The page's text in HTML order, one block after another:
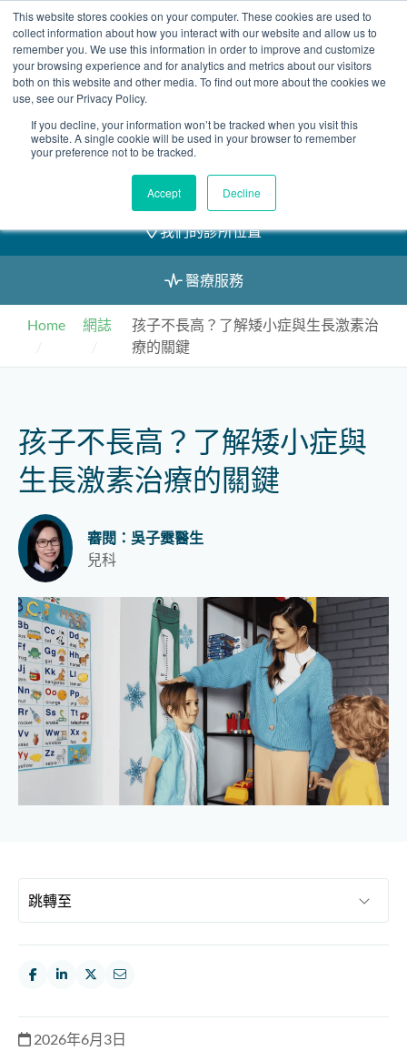
This website stores cookies on your computer. These cookies are used to
collect information about how you interact with our website and allow us to
remember you. We use this information in order to improve and customize
your browsing experience and for analytics and metrics about our visitors
both on this website and other media. To find out more about the cookies we
use, see our Privacy Policy.
If you decline, your information won’t be tracked when you visit this
website. A single cookie will be used in your browser to remember
your preference not to be tracked.
Accept Decline
Skip
to
content
2155 9055
預約
我們的醫護團隊
我們的診所位置
醫療服務
Home 網誌
孩子不長高？了解矮小症與生長激素治
療的關鍵
孩子不長高？了解矮小症與
生長激素治療的關鍵
審閱：吳子霙醫生
兒科
2026年6月3日